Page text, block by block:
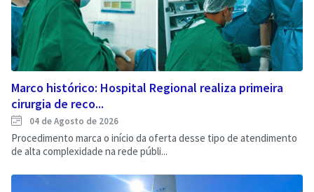
Marco histórico: Hospital Regional realiza primeira
cirurgia de reco...
04 de Agosto de 2026
Procedimento marca o início da oferta desse tipo de atendimento
de alta complexidade na rede públi...